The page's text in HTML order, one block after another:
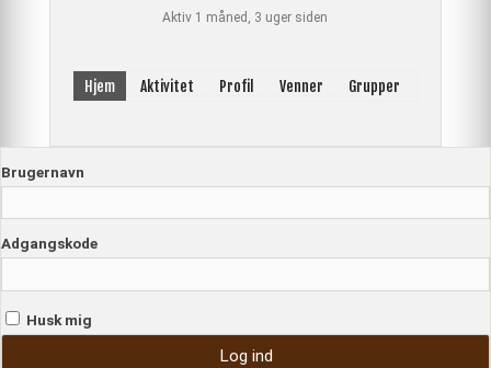
Aktiv 1 måned, 3 uger siden
Hjem Aktivitet Profil Venner Grupper
Brugernavn
Adgangskode
Husk mig